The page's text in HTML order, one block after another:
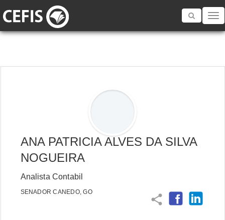
Toggle
ANA PATRICIA ALVES DA SILVA
NOGUEIRA
Analista Contabil
SENADOR CANEDO, GO
share